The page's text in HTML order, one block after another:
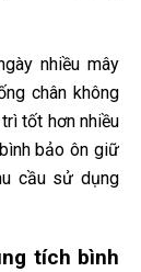
nhiều mây
chân không
tốt hơn nhiều
bảo ôn giữ
cầu sử dụng
tích bình